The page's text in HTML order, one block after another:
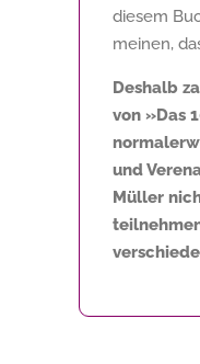
diesem
meinen,
Deshalb
von »Das
und
Müller